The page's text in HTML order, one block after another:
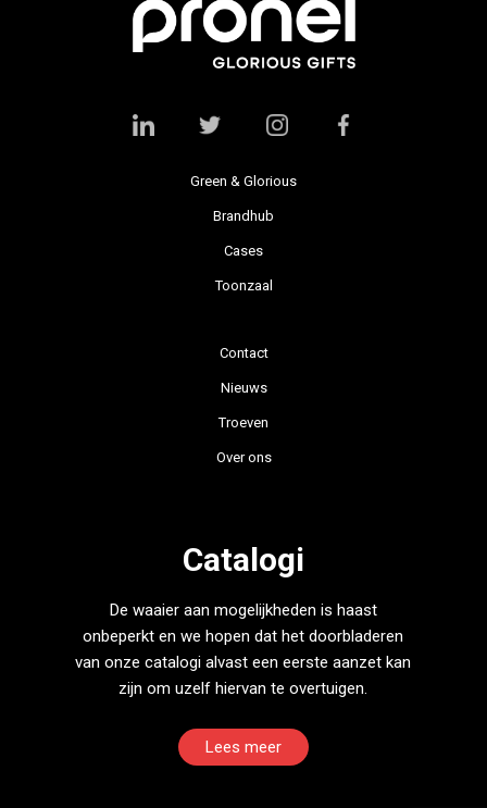
Green & Glorious
Brandhub
Cases
Toonzaal
Contact
Nieuws
Troeven
Over ons
Catalogi
De waaier aan mogelijkheden is haast
onbeperkt en we hopen dat het doorbladeren
van onze catalogi alvast een eerste aanzet kan
zijn om uzelf hiervan te overtuigen.
Lees meer